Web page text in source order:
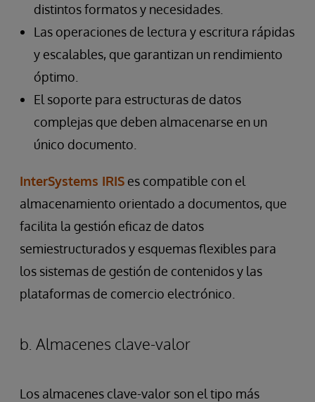
distintos formatos y necesidades.
Las operaciones de lectura y escritura rápidas
y escalables, que garantizan un rendimiento
óptimo.
El soporte para estructuras de datos
complejas que deben almacenarse en un
único documento.
InterSystems IRIS es compatible con el
almacenamiento orientado a documentos, que
facilita la gestión eficaz de datos
semiestructurados y esquemas flexibles para
los sistemas de gestión de contenidos y las
plataformas de comercio electrónico.
b. Almacenes clave-valor
Los almacenes clave-valor son el tipo más